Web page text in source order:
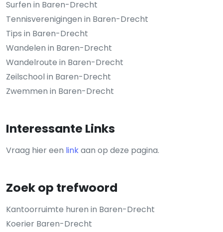
Surfen in Baren-Drecht
Tennisverenigingen in Baren-Drecht
Tips in Baren-Drecht
Wandelen in Baren-Drecht
Wandelroute in Baren-Drecht
Zeilschool in Baren-Drecht
Zwemmen in Baren-Drecht
Interessante Links
Vraag hier een linkaan op deze pagina.
Zoek op trefwoord
Kantoorruimte huren in Baren-Drecht
Koerier Baren-Drecht